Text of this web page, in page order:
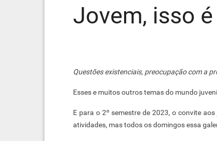
Jovem, isso
Questões existenciais, preocupação com a
Esses e muitos outros temas do mundo
E para o 2º semestre de 2023, o convite
atividades, mas todos os domingos essa